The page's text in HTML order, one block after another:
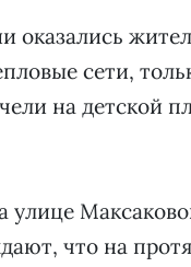
оказались
сети,
на детской
что на